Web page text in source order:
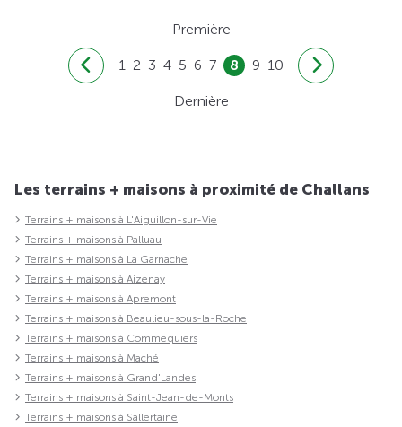
Première
1 2 3 4 5 6 7 8 9 10
Dernière
Les terrains + maisons à proximité de Challans
Terrains + maisons à L'Aiguillon-sur-Vie
Terrains + maisons à Palluau
Terrains + maisons à La Garnache
Terrains + maisons à Aizenay
Terrains + maisons à Apremont
Terrains + maisons à Beaulieu-sous-la-Roche
Terrains + maisons à Commequiers
Terrains + maisons à Maché
Terrains + maisons à Grand'Landes
Terrains + maisons à Saint-Jean-de-Monts
Terrains + maisons à Sallertaine